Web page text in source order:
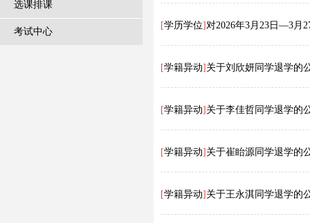
选课排课
考试中心
[学历学位]对2026年3月23日—3月
[学籍异动] 关于刘欣妍同学退学的
[学籍异动] 关于李佳哲同学退学的
[学籍异动] 关于崔眙源同学退学的
[学籍异动] 关于王永淇同学退学的